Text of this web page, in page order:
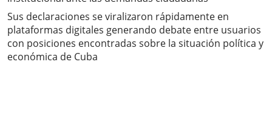
Sus declaraciones se viralizaron rápidamente en
plataformas digitales generando debate entre usuarios
con posiciones encontradas sobre la situación política y
económica de Cuba